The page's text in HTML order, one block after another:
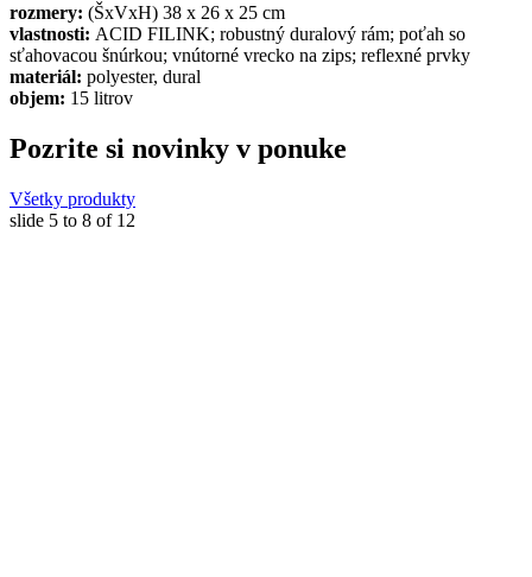
rozmery: (ŠxVxH) 38 x 26 x 25 cm
vlastnosti: ACID FILINK; robustný duralový rám; poťah so
sťahovacou šnúrkou; vnútorné vrecko na zips; reflexné prvky
materiál: polyester, dural
objem: 15 litrov
Pozrite si novinky v ponuke
Všetky produkty
slide 5 to 8 of 12